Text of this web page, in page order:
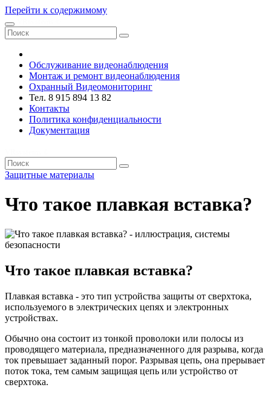
Перейти к содержимому
Обслуживание видеонаблюдения
Монтаж и ремонт видеонаблюдения
Охранный Видеомониторинг
Тел. 8 915 894 13 82
Контакты
Политика конфиденциальности
Документация
Защитные материалы
Что такое плавкая вставка?
Что такое плавкая вставка?
Плавкая вставка - это тип устройства защиты от сверхтока,
используемого в электрических цепях и электронных
устройствах.
Обычно она состоит из тонкой проволоки или полосы из
проводящего материала, предназначенного для разрыва, когда
ток превышает заданный порог. Разрывая цепь, она прерывает
поток тока, тем самым защищая цепь или устройство от
сверхтока.